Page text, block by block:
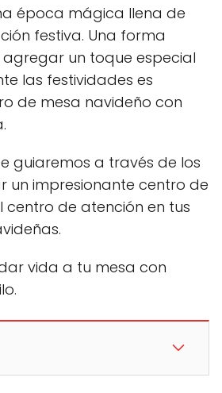
época mágica llena de
festiva. Una forma
un toque especial
las festividades es
de mesa navideño con
guiaremos a través de los
un impresionante centro de
centro de atención en tus
vida a tu mesa con